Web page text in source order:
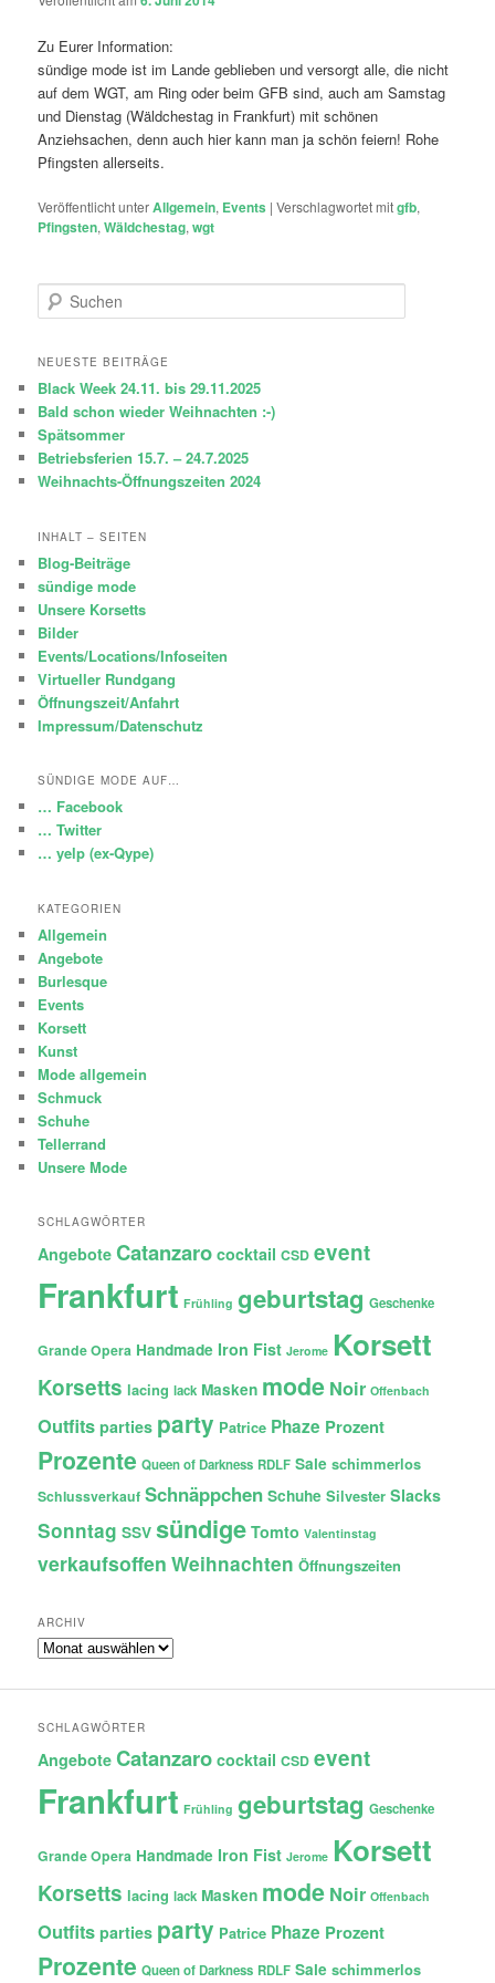
Zu Eurer Information:
sündige mode ist im Lande geblieben und versorgt alle, die nicht
auf dem WGT, am Ring oder beim GFB sind, auch am Samstag
und Dienstag (Wäldchestag in Frankfurt) mit schönen
Anziehsachen, denn auch hier kann man ja schön feiern! Rohe
Pfingsten allerseits.
Veröffentlicht unterAllgemein, Events |Verschlagwortet mitgfb,
Pfingsten,Wäldchestag,wgt
u
h
n
NEUESTE BEITRÄGE
Black Week 24.11. bis 29.11.2025
Bald schon wieder Weihnachten :-)
Spätsommer
Betriebsferien 15.7. – 24.7.2025
Weihnachts-Öffnungszeiten 2024
INHALT – SEITEN
Blog-Beiträge
sündige mode
Unsere Korsetts
Bilder
Events/Locations/Infoseiten
Virtueller Rundgang
Öffnungszeit/Anfahrt
Impressum/Datenschutz
SÜNDIGE MODE AUF…
… Facebook
… Twitter
… yelp (ex-Qype)
KATEGORIEN
Allgemein
Angebote
Burlesque
Events
Korsett
Kunst
Mode allgemein
Schmuck
Schuhe
Tellerrand
Unsere Mode
SCHLAGWÖRTER
Angebote Catanzaro cocktail CSD event
Frankfurt Frühling geburtstag Geschenke
Grande Opera Handmade Iron Fist Jerome Korsett
Korsetts lacing lack Masken mode Noir Offenbach
Outfits parties party Patrice Phaze Prozent
Prozente Queen of Darkness RDLF Sale schimmerlos
Schlussverkauf Schnäppchen Schuhe Silvester Slacks
Sonntag SSV sündige Tomto Valentinstag
verkaufsoffen Weihnachten Öffnungszeiten
ARCHIV
Archiv
SCHLAGWÖRTER
Angebote Catanzaro cocktail CSD event
Frankfurt Frühling geburtstag Geschenke
Grande Opera Handmade Iron Fist Jerome Korsett
Korsetts lacing lack Masken mode Noir Offenbach
Outfits parties party Patrice Phaze Prozent
Prozente Queen of Darkness RDLF Sale schimmerlos